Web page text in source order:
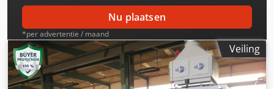
Nu plaatsen
*per advertentie / maand
Veiling